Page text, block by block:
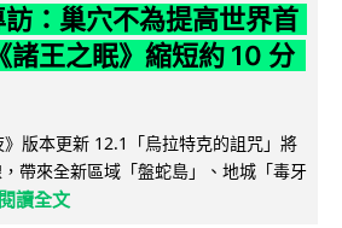
：巢穴不為提高世界首
諸王之眠》縮短約 10 分
》版本更新 12.1「烏拉特克的詛咒」將
帶來全新區域「盤蛇島」、地城「毒牙
閱讀全文